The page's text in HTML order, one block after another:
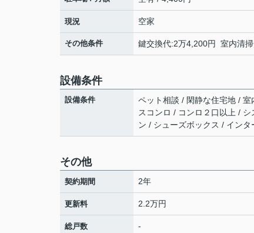
現況 空家
その他条件 鍵交換代:2万4,200円 室内清
設備条件
設備条件
ペット相談 / 閑静な住宅地 /
スコンロ / コンロ２口以上 /
ン / シューズボックス / イン
その他
契約期間 2年
更新料 2.2万円
総戸数 -